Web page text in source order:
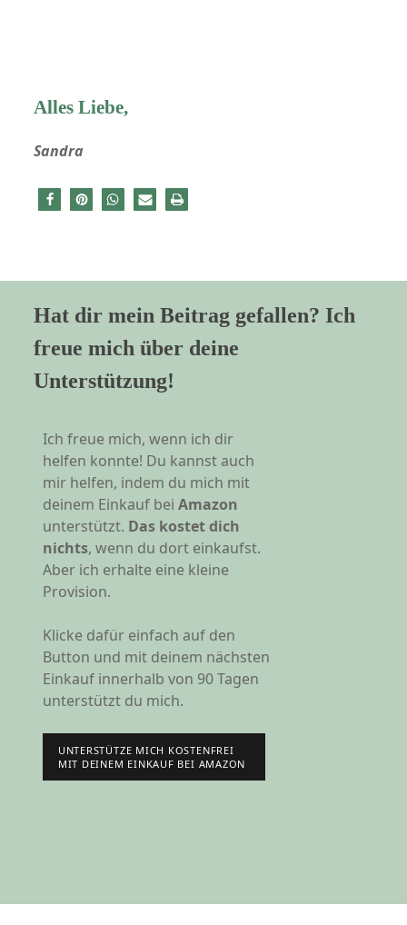
Alles Liebe,
Sandra
Hat dir mein Beitrag gefallen? Ich
freue mich über deine
Unterstützung!
Ich freue mich, wenn ich dir
helfen konnte! Du kannst auch
mir helfen, indem du mich mit
deinem Einkauf beiAmazon
unterstützt. Das kostet dich
nichts, wenn du dort einkaufst.
Aber ich erhalte eine kleine
Provision.
Klicke dafür einfach auf den
Button und mit deinem nächsten
Einkauf innerhalb von 90 Tagen
unterstützt du mich.
UNTERSTÜTZE MICH KOSTENFREI
MIT DEINEM EINKAUF BEI AMAZON